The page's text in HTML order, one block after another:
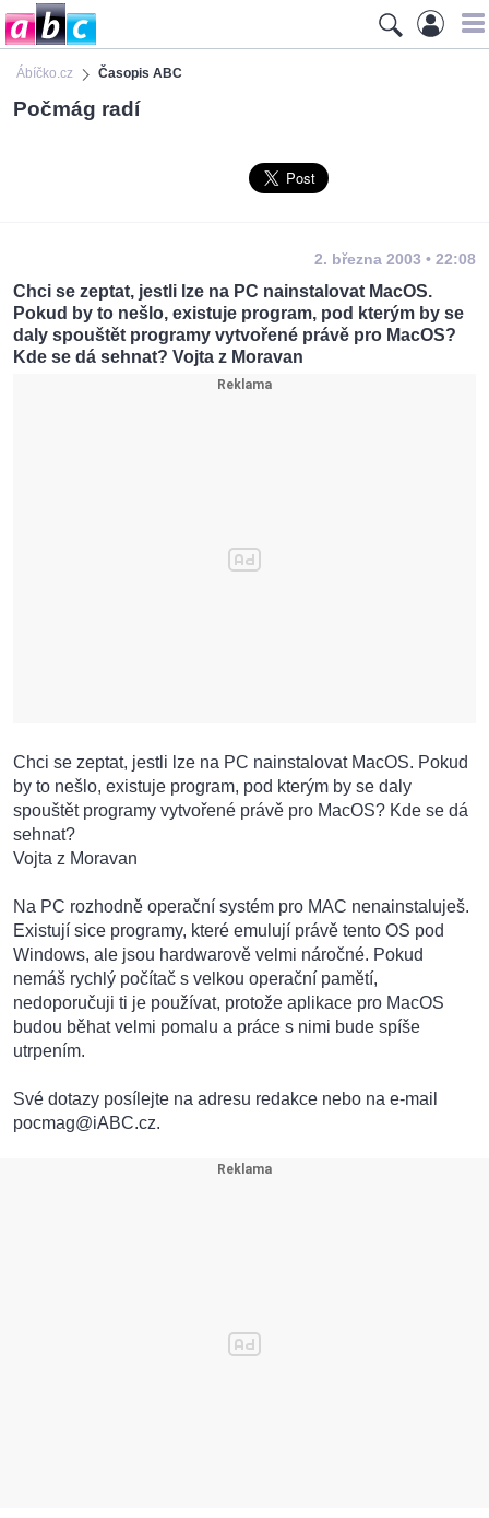
Ábíčko.cz Časopis ABC
Počmág radí
2. března 2003 • 22:08
Chci se zeptat, jestli lze na PC nainstalovat MacOS.
Pokud by to nešlo, existuje program, pod kterým by se
daly spouštět programy vytvořené právě pro MacOS?
Kde se dá sehnat? Vojta z Moravan
Chci se zeptat, jestli lze na PC nainstalovat MacOS. Pokud
by to nešlo, existuje program, pod kterým by se daly
spouštět programy vytvořené právě pro MacOS? Kde se dá
sehnat?
Vojta z Moravan
Na PC rozhodně operační systém pro MAC nenainstaluješ.
Existují sice programy, které emulují právě tento OS pod
Windows, ale jsou hardwarově velmi náročné. Pokud
nemáš rychlý počítač s velkou operační pamětí,
nedoporučuji ti je používat, protože aplikace pro MacOS
budou běhat velmi pomalu a práce s nimi bude spíše
utrpením.
Své dotazy posílejte na adresu redakce nebo na e-mail
pocmag@iABC.cz.